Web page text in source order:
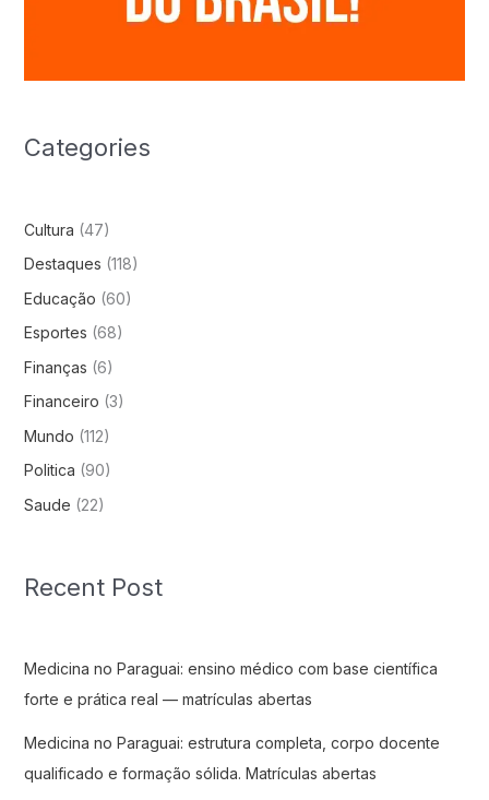
Categories
Cultura (47)
Destaques (118)
Educação (60)
Esportes (68)
Finanças (6)
Financeiro (3)
Mundo (112)
Politica (90)
Saude (22)
Recent Post
Medicina no Paraguai: ensino médico com base científica
forte e prática real — matrículas abertas
Medicina no Paraguai: estrutura completa, corpo docente
qualificado e formação sólida. Matrículas abertas